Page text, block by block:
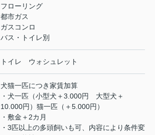
フローリング
都市ガス
ガスコンロ
バス・トイレ別
トイレ ウォシュレット
犬猫一匹につき家賃加算
・犬一匹（小型犬＋3.000円 大型犬＋
10.000円）猫一匹（＋5.000円）
・敷金＋2カ月
・3匹以上の多頭飼いも可、内容により条件変